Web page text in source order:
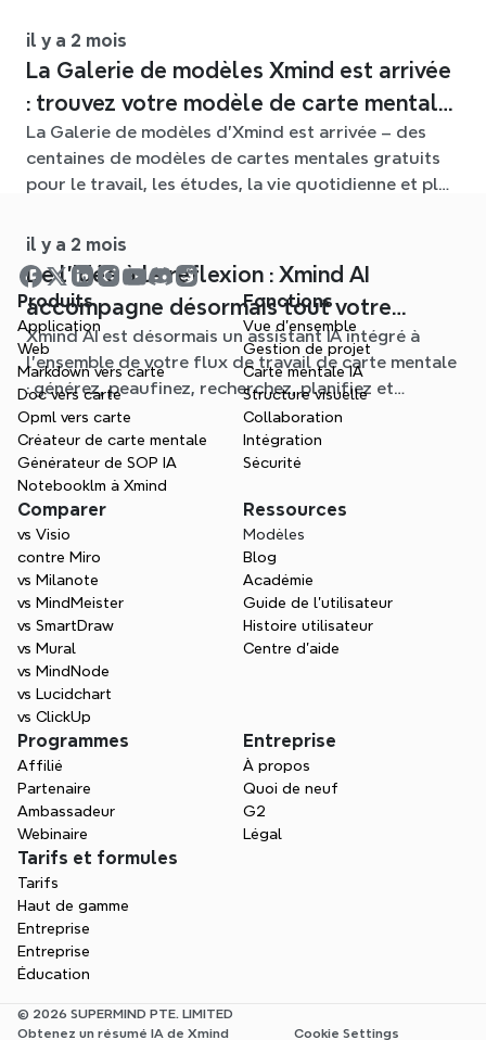
il y a 2 mois
La Galerie de modèles Xmind est arrivée
: trouvez votre modèle de carte mentale
pour chaque situation
La Galerie de modèles d'Xmind est arrivée – des
centaines de modèles de cartes mentales gratuits
pour le travail, les études, la vie quotidienne et plus
la page blanche.
il y a 2 mois
De l'idée à la réflexion : Xmind AI
accompagne désormais tout votre
processus de carte mentale
Xmind AI est désormais un assistant IA intégré à
l'ensemble de votre flux de travail de carte mentale
: générez, peaufinez, recherchez, planifiez et
exportez, le tout sans quitter votre Schéma.
Produits
Application
Web
Markdown vers carte
Doc vers carte
Opml vers carte
Créateur de carte mentale
Générateur de SOP IA
Notebooklm à Xmind
Fonctions
Vue d'ensemble
Gestion de projet
Carte mentale IA
Structure visuelle
Collaboration
Intégration
Sécurité
Comparer
vs Visio
contre Miro
vs Milanote
vs MindMeister
vs SmartDraw
vs Mural
vs MindNode
vs Lucidchart
vs ClickUp
Ressources
Modèles
Blog
Académie
Guide de l’utilisateur
Histoire utilisateur
Centre d'aide
Programmes
Affilié
Partenaire
Ambassadeur
Webinaire
Entreprise
À propos
Quoi de neuf
G2
Légal
Tarifs et formules
Tarifs
Haut de gamme
Entreprise
Entreprise
Éducation
© 2026 SUPERMIND PTE. LIMITED
Obtenez un résumé IA de Xmind
Cookie Settings